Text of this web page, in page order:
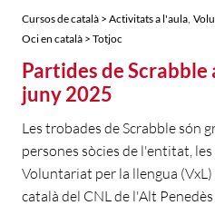
Cursos de català > Activitats a l'aula
Oci en català > Totjoc
Partides de Scrabble
juny 2025
Les trobades de Scrabble són
persones sòcies de l'entitat,
Voluntariat per la llengua
català del CNL de l'Alt